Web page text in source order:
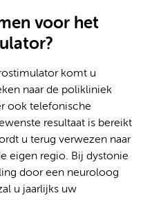
voor het
komt u
naar de polikliniek
ook telefonische
resultaat is bereikt
u terug verwezen naar
eigen regio. Bij dystonie
door een neuroloog
u jaarlijks uw